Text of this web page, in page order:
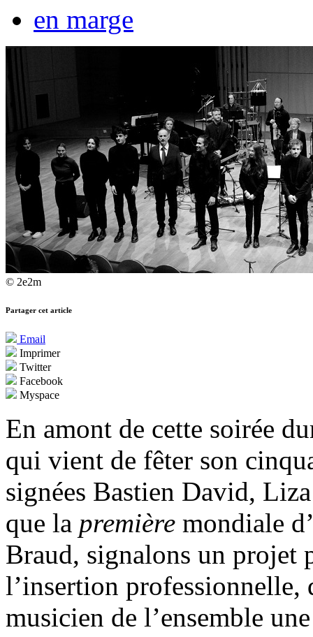
en marge
© 2e2m
Partager cet article
Email
Imprimer
Twitter
Facebook
Myspace
En amont de cette soirée
qui vient de fêter son
signées Bastien David,
que la première mondiale
Braud, signalons un projet
l’insertion professionnelle,
musicien de l’ensemble